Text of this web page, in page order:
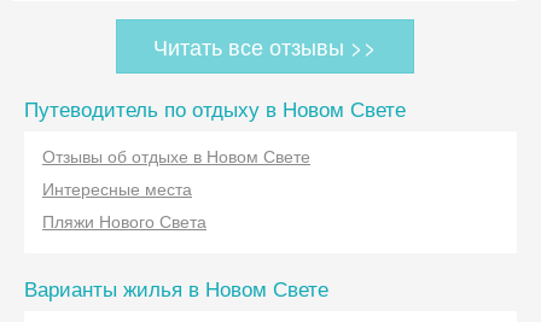
Читать все отзывы >>
Путеводитель по отдыху в Новом Свете
Отзывы об отдыхе в Новом Свете
Интересные места
Пляжи Нового Света
Варианты жилья в Новом Свете